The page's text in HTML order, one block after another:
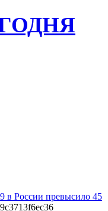
в России превысило 45